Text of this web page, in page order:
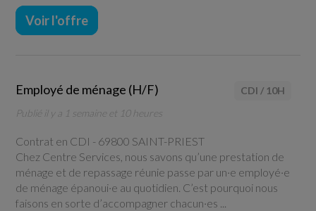
Voir l'offre
Employé de ménage (H/F) CDI/ 10H
Publié il y a 1 semaine et 10 heures
Contrat en CDI - 69800 SAINT-PRIEST
Chez Centre Services, nous savons qu’une prestation de
ménage et de repassage réunie passe par un·e employé·e
de ménage épanoui·e au quotidien. C’est pourquoi nous
faisons en sorte d’accompagner chacun·es ...